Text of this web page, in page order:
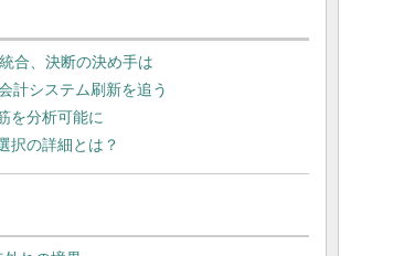
合、決断の決め手は
計システム刷新を追う
を分析可能に
択の詳細とは？